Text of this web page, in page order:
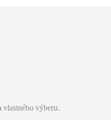
vlastného výberu.